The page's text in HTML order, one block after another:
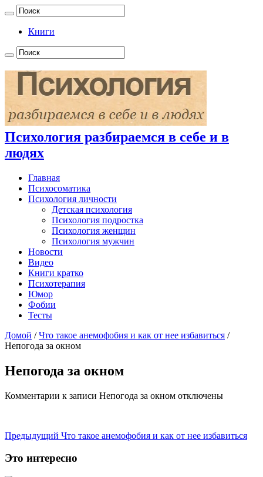
Книги
Психология разбираемся в себе и в
людях
Главная
Психосоматика
Психология личности
Детская психология
Психология подростка
Психология женщин
Психология мужчин
Новости
Видео
Книги кратко
Психотерапия
Юмор
Фобии
Тесты
Домой / Что такое анемофобия и как от нее избавиться /
Непогода за окном
Непогода за окном
Комментарии к записи Непогода за окном отключены
Предыдущий Что такое анемофобия и как от нее избавиться
Это интересно